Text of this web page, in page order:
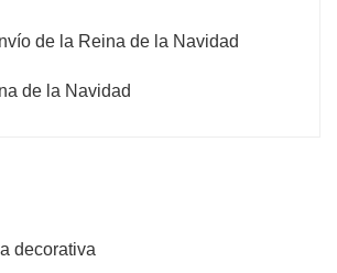
decorativa